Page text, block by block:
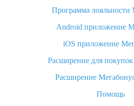
Как узнать, куда пришла
Вы отменили заказ на Алиэкспресс,
Что такое баллы на
«AliExpress Standard Shipping»: что
как его
Как покупать оптом на
Программа лояльности
Android приложение
iOS приложение
Расширение для
Расширение
Помощь